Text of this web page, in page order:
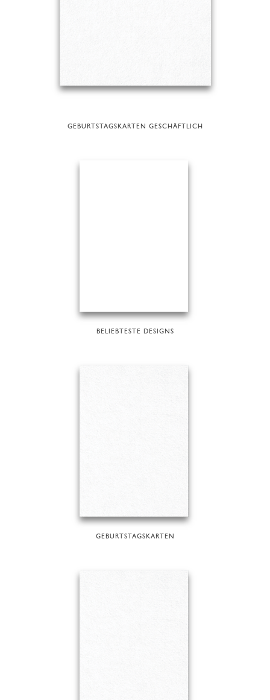
GEBURTSTAGSKARTEN GESCHÄFTLICH
BELIEBTESTE DESIGNS
GEBURTSTAGSKARTEN